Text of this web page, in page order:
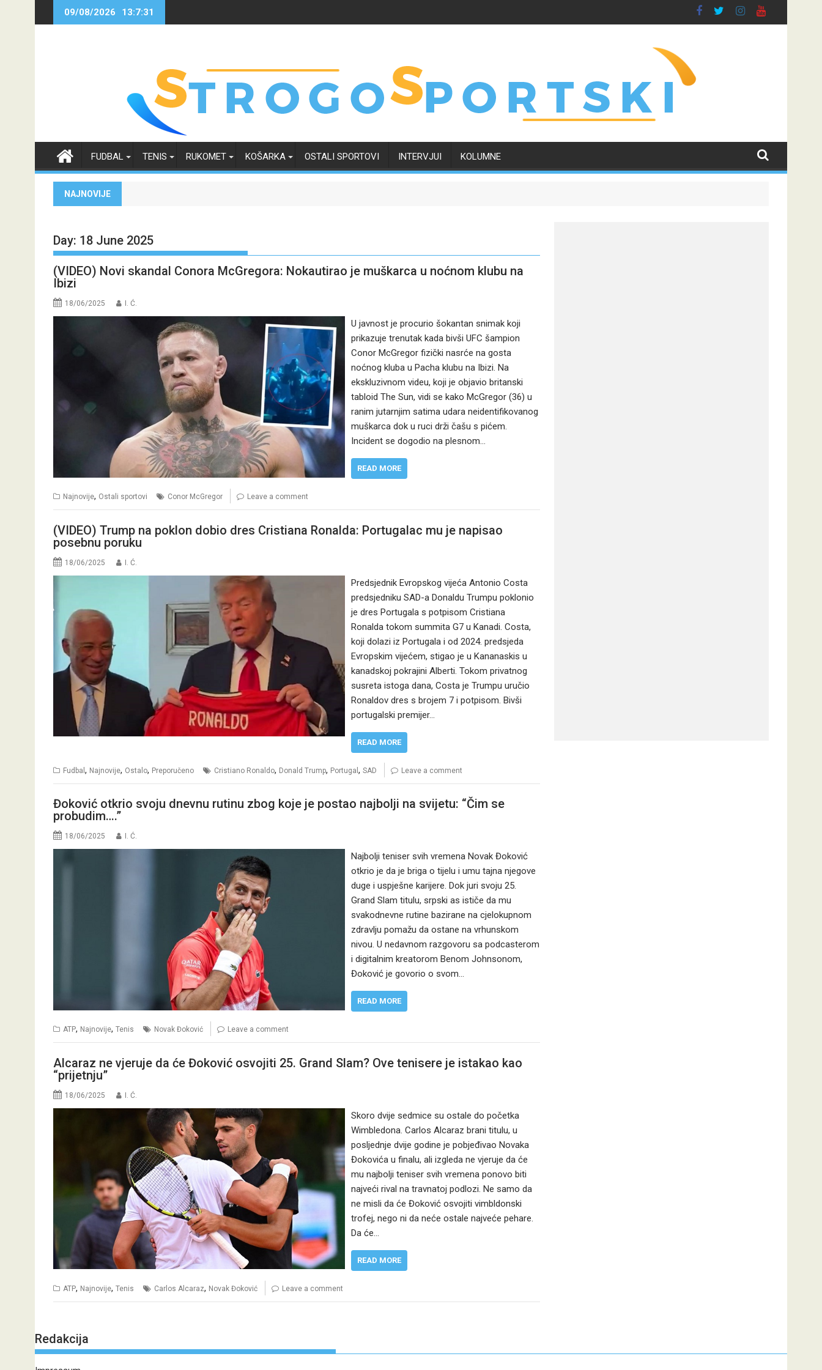
09/08/2026 13:7:32
FUDBAL TENIS RUKOMET KOŠARKA OSTALI SPORTOVI INTERVJUI KOLUMNE
NAJNOVIJE
Day: 18 June 2025
(VIDEO) Novi skandal Conora McGregora: Nokautirao je muškarca u noćnom klubu na
Ibizi
18/06/2025 I. Ć.
U javnost je procurio šokantan snimak koji
prikazuje trenutak kada bivši UFC šampion
Conor McGregor fizički nasrće na gosta
noćnog kluba u Pacha klubu na Ibizi. Na
ekskluzivnom videu, koji je objavio britanski
tabloid The Sun, vidi se kako McGregor (36) u
ranim jutarnjim satima udara neidentifikovanog
muškarca dok u ruci drži čašu s pićem.
Incident se dogodio na plesnom…
READ MORE
Najnovije, Ostali sportovi Conor McGregor Leave a comment
(VIDEO) Trump na poklon dobio dres Cristiana Ronalda: Portugalac mu je napisao
posebnu poruku
18/06/2025 I. Ć.
Predsjednik Evropskog vijeća Antonio Costa
predsjedniku SAD-a Donaldu Trumpu poklonio
je dres Portugala s potpisom Cristiana
Ronalda tokom summita G7 u Kanadi. Costa,
koji dolazi iz Portugala i od 2024. predsjeda
Evropskim vijećem, stigao je u Kananaskis u
kanadskoj pokrajini Alberti. Tokom privatnog
susreta istoga dana, Costa je Trumpu uručio
Ronaldov dres s brojem 7 i potpisom. Bivši
portugalski premijer…
READ MORE
Fudbal , Najnovije, Ostalo, Preporučeno Cristiano Ronaldo, Donald Trump, Portugal , SAD Leave a comment
Đoković otkrio svoju dnevnu rutinu zbog koje je postao najbolji na svijetu: “Čim se
probudim….”
18/06/2025 I. Ć.
Najbolji teniser svih vremena Novak Đoković
otkrio je da je briga o tijelu i umu tajna njegove
duge i uspješne karijere. Dok juri svoju 25.
Grand Slam titulu, srpski as ističe da mu
svakodnevne rutine bazirane na cjelokupnom
zdravlju pomažu da ostane na vrhunskom
nivou. U nedavnom razgovoru sa podcasterom
i digitalnim kreatorom Benom Johnsonom,
Đoković je govorio o svom…
READ MORE
ATP, Najnovije, Tenis Novak Đoković Leave a comment
Alcaraz ne vjeruje da će Đoković osvojiti 25. Grand Slam? Ove tenisere je istakao kao
“prijetnju”
18/06/2025 I. Ć.
Skoro dvije sedmice su ostale do početka
Wimbledona. Carlos Alcaraz brani titulu, u
posljednje dvije godine je pobjeđivao Novaka
Đokovića u finalu, ali izgleda ne vjeruje da će
mu najbolji teniser svih vremena ponovo biti
najveći rival na travnatoj podlozi. Ne samo da
ne misli da će Đoković osvojiti vimbldonski
trofej, nego ni da neće ostale najveće pehare.
Da će…
READ MORE
ATP, Najnovije, Tenis Carlos Alcaraz, Novak Đoković Leave a comment
Redakcija